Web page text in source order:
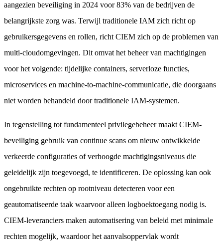
aangezien beveiliging in 2024 voor 83% van de bedrijven de
belangrijkste zorg was. Terwijl traditionele IAM zich richt op
gebruikersgegevens en rollen, richt CIEM zich op de problemen van
multi-cloudomgevingen. Dit omvat het beheer van machtigingen
voor het volgende: tijdelijke containers, serverloze functies,
microservices en machine-to-machine-communicatie, die doorgaans
niet worden behandeld door traditionele IAM-systemen.
In tegenstelling tot fundamenteel privilegebeheer maakt CIEM-
beveiliging gebruik van continue scans om nieuw ontwikkelde
verkeerde configuraties of verhoogde machtigingsniveaus die
geleidelijk zijn toegevoegd, te identificeren. De oplossing kan ook
ongebruikte rechten op rootniveau detecteren voor een
geautomatiseerde taak waarvoor alleen logboektoegang nodig is.
CIEM-leveranciers maken automatisering van beleid met minimale
rechten mogelijk, waardoor het aanvalsoppervlak wordt